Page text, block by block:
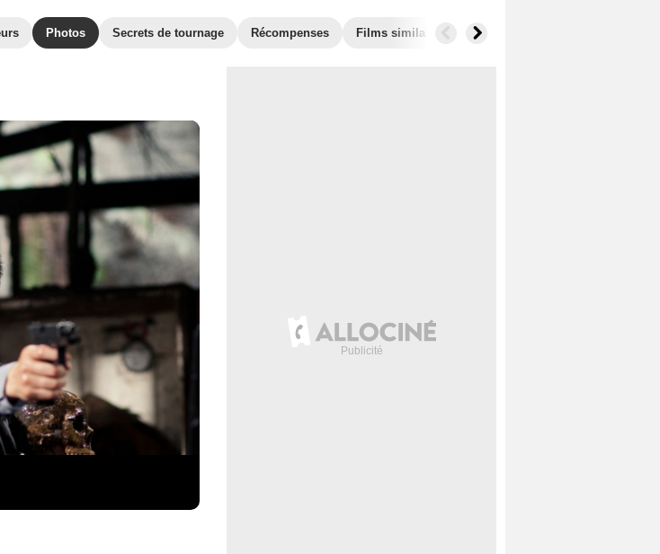
Photos Secrets de tournage Récompenses Films similaires